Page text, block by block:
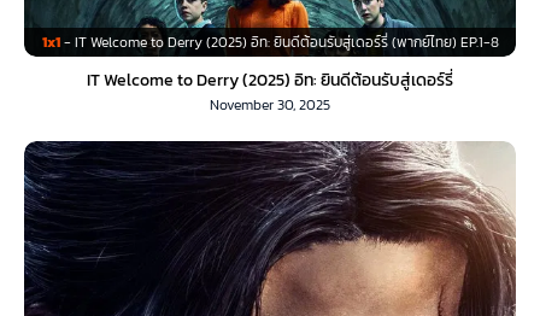
1x1- IT Welcome to Derry (2025) อิท: ยินดีต้อนรับสู่เดอร์รี่ (พากย์ไทย) EP.1-8
IT Welcome to Derry (2025) อิท: ยินดีต้อนรับสู่เดอร์รี่
November 30, 2025